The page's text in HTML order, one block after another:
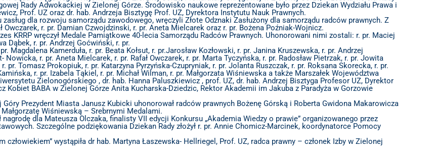
KONTAKT
EGZAMINY PRAWNICZE
O IZBIE
DLA APLIKANTÓW
Rady Adwokackiej w Zielonej Górze. Środowisko naukowe reprezentowane było przez Dziekan Wydziału Prawa i
Prof. UZ oraz dr. hab. Andrzeja Bisztygę Prof. UZ, Dyrektora Instytutu Nauk Prawnych.
dla rozwoju samorządu zawodowego, wręczyli Złote Odznaki Zasłużony dla samorządu radców prawnych. Z
Owczarek, r. pr. Damian Czwojdzinski, r. pr. Aneta Mielcarek oraz r. pr. Bożena Poźniak-Wojnicz.
KRRP wręczył Medale Pamiątkowe 40-lecia Samorządu Radców Prawnych. Uhonorowani nimi zostali: r. pr. Maciej
Dąbek, r. pr. Andrzej Goćwiński, r. pr.
Magdalena Kamerduła, r. pr. Beata Kołsut, r. pr.Jarosław Kozłowski, r. pr. Janina Kruszewska, r. pr. Andrzej
r. pr. Aneta Mielcarek, r. pr. Rafał Owczarek, r. pr. Marta Tyczyńska, r. pr. Radosław Pietrzak, r. pr. Jowita
Tomasz Prokopiuk, r. pr. Katarzyna Pyrzyńska-Czupryniak, r. pr. Jolanta Ruszczak, r. pr. Roksana Skorecka, r. pr.
r. pr. Izabela Tąkiel, r. pr. Michał Wilman, r. pr. Małgorzata Wiśniewska a także Marszałek Województwa
Zielonogórskiego , dr. hab. Hanna Paluszkiewicz , prof. UZ, dr. hab. Andrzej Bisztyga Profesor UZ, Dyrektor
Kobiet BABA w Zielonej Górze Anita Kucharska-Dziedzic, Rektor Akademii im Jakuba z Paradyża w Gorzowie
Prezydent Miasta Janusz Kubicki uhonorował radców prawnych Bożenę Górską i Roberta Gwidona Makarowicza
Wiśniewską – Srebrnymi Medalami.
dla Mateusza Olczaka, finalisty VII edycji Konkursu „Akademia Wiedzy o prawie” organizowanego przez
Szczególne podziękowania Dziekan Rady złożył r. pr. Annie Chomicz-Marcinek, koordynatorce Pomocy
wystąpiła dr hab. Martyna Łaszewska- Hellriegel, Prof. UZ, radca prawny – członek Izby w Zielonej